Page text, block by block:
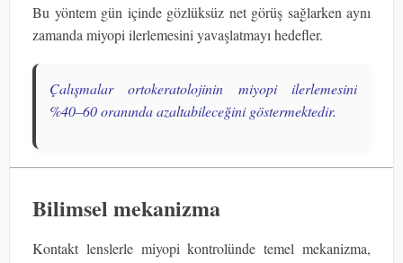
Bu yöntem gün içinde gözlüksüz net görüş sağlarken aynı
zamanda miyopi ilerlemesini yavaşlatmayı hedefler.
Çalışmalar ortokeratolojinin miyopi ilerlemesini
%40–60 oranında azaltabileceğini göstermektedir.
Bilimsel mekanizma
Kontakt lenslerle miyopi kontrolünde temel mekanizma,